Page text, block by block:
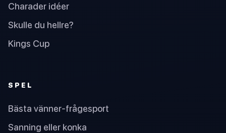
Charader idéer
Skulle du hellre?
Kings Cup
SPEL
Bästa vänner-frågesport
Sanning eller konka